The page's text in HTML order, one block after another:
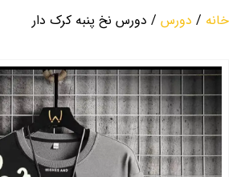
خانه / دورس / دورس نخ پنبه کرک دار